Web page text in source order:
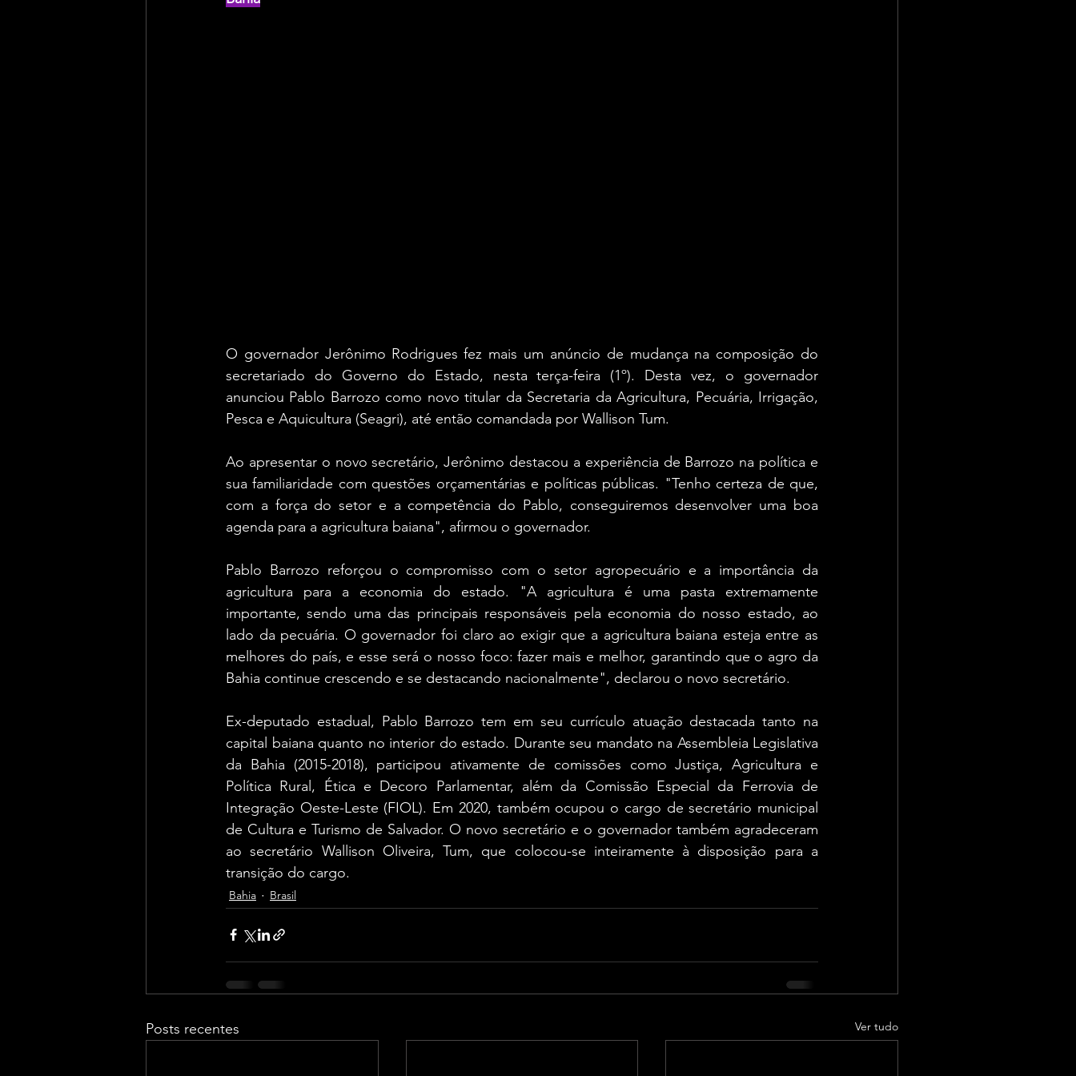
O governador Jerônimo Rodrigues fez mais um anúncio de mudança na composição do
secretariado do Governo do Estado, nesta terça-feira (1º). Desta vez, o governador
anunciou Pablo Barrozo como novo titular da Secretaria da Agricultura, Pecuária, Irrigação,
Pesca e Aquicultura (Seagri), até então comandada por Wallison Tum.
Ao apresentar o novo secretário, Jerônimo destacou a experiência de Barrozo na política e
sua familiaridade com questões orçamentárias e políticas públicas. "Tenho certeza de que,
com a força do setor e a competência do Pablo, conseguiremos desenvolver uma boa
agenda para a agricultura baiana", afirmou o governador.
Pablo Barrozo reforçou o compromisso com o setor agropecuário e a importância da
agricultura para a economia do estado. "A agricultura é uma pasta extremamente
importante, sendo uma das principais responsáveis pela economia do nosso estado, ao
lado da pecuária. O governador foi claro ao exigir que a agricultura baiana esteja entre as
melhores do país, e esse será o nosso foco: fazer mais e melhor, garantindo que o agro da
Bahia continue crescendo e se destacando nacionalmente", declarou o novo secretário.
Ex-deputado estadual, Pablo Barrozo tem em seu currículo atuação destacada tanto na
capital baiana quanto no interior do estado. Durante seu mandato na Assembleia Legislativa
da Bahia (2015-2018), participou ativamente de comissões como Justiça, Agricultura e
Política Rural, Ética e Decoro Parlamentar, além da Comissão Especial da Ferrovia de
Integração Oeste-Leste (FIOL). Em 2020, também ocupou o cargo de secretário municipal
de Cultura e Turismo de Salvador. O novo secretário e o governador também agradeceram
ao secretário Wallison Oliveira, Tum, que colocou-se inteiramente à disposição para a
transição do cargo.
Bahia Brasil
Posts recentes Ver tudo